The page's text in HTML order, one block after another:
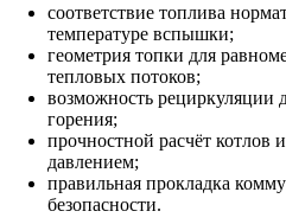
соответствие топлива
температуре вспышки;
геометрия топки для
тепловых потоков;
возможность рециркуляции
горения;
прочностной расчёт котлов
давлением;
правильная прокладка
безопасности.